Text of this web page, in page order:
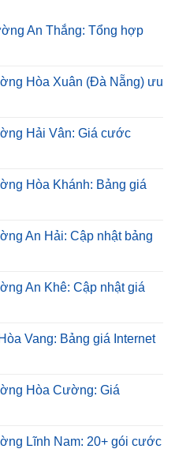
An Thắng: Tổng hợp
Hòa Xuân (Đà Nẵng) ưu
Hải Vân: Giá cước
Hòa Khánh: Bảng giá
An Hải: Cập nhật bảng
An Khê: Cập nhật giá
Vang: Bảng giá Internet
Hòa Cường: Giá
Lĩnh Nam: 20+ gói cước